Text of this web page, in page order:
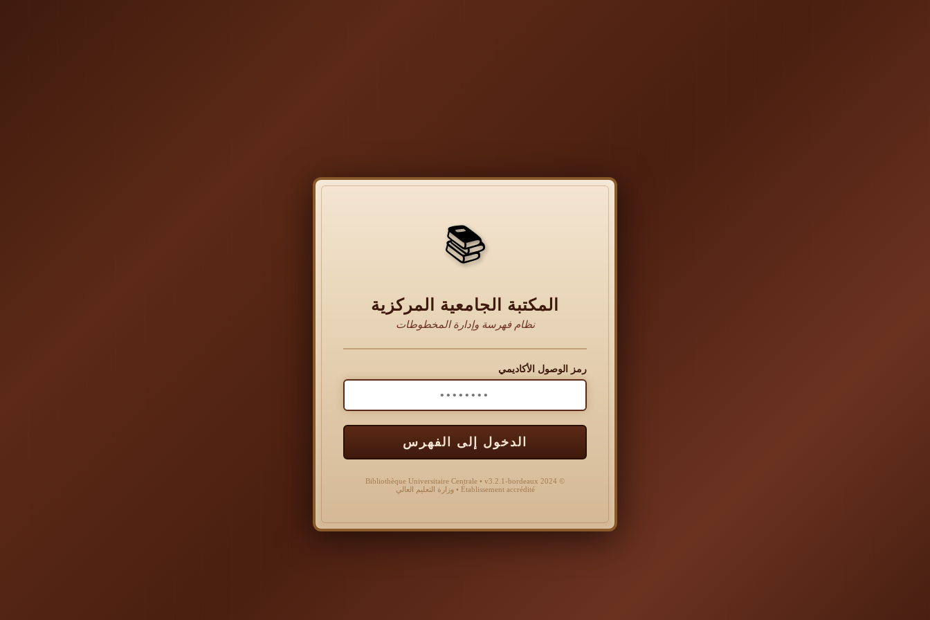
📚
المكتبة الجامعية المركزية
نظام فهرسة وإدارة المخطوطات
رمز الوصول الأكاديمي
الدخول إلى الفهرس
© 2024 Bibliothèque Universitaire Centrale • v3.2.1-bordeaux
Établissement accrédité • وزارة التعليم العالي